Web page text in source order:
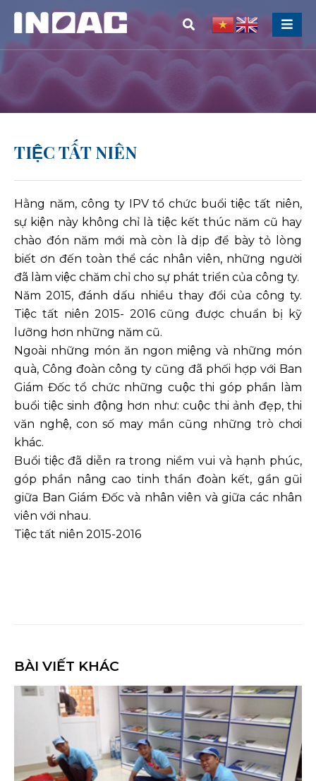
TIỆC TẤT NIÊN
Hằng năm, công ty IPV tổ chức buổi tiệc tất niên,
sự kiện này không chỉ là tiệc kết thúc năm cũ hay
chào đón năm mới mà còn là dịp để bày tỏ lòng
biết ơn đến toàn thể các nhân viên, những người
đã làm việc chăm chỉ cho sự phát triển của công ty.
Năm 2015, đánh dấu nhiều thay đổi của công ty.
Tiệc tất niên 2015- 2016 cũng được chuẩn bị kỹ
lưỡng hơn những năm cũ.
Ngoài những món ăn ngon miệng và những món
quà, Công đoàn công ty cũng đã phối hợp với Ban
Giám Đốc tổ chức những cuộc thi góp phần làm
buổi tiệc sinh động hơn như: cuộc thi ảnh đẹp, thi
văn nghệ, con số may mắn cũng những trò chơi
khác.
Buổi tiệc đã diễn ra trong niềm vui và hạnh phúc,
góp phần nâng cao tinh thần đoàn kết, gần gũi
giữa Ban Giám Đốc và nhân viên và giữa các nhân
viên với nhau.
Tiệc tất niên 2015-2016
BÀI VIẾT KHÁC